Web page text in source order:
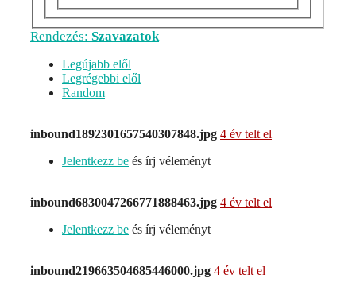
Rendezés: Szavazatok
Legújabb elől
Legrégebbi elől
Random
inbound1892301657540307848.jpg 4 év telt el
Jelentkezz be és írj véleményt
inbound6830047266771888463.jpg 4 év telt el
Jelentkezz be és írj véleményt
inbound219663504685446000.jpg 4 év telt el